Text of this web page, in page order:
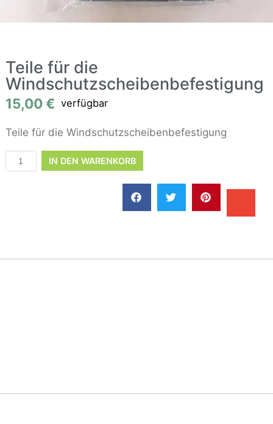
Teile für die
Windschutzscheibenbefestigung
15,00€ verfügbar
Teile für die Windschutzscheibenbefestigung
IN DEN WARENKORB